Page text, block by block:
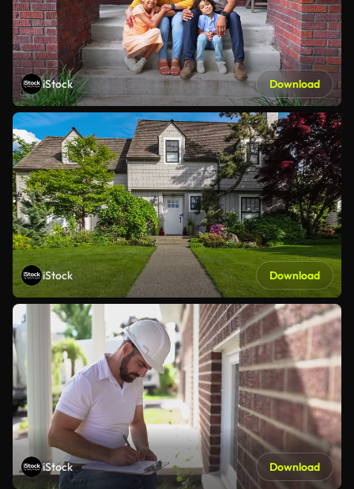
iStock Download
iStock Download
iStock Download